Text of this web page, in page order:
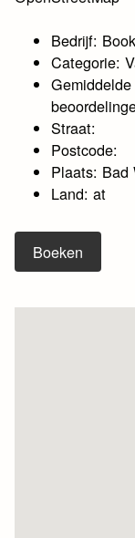
Bedrijf:
Categorie:
Straat:
Postcode:
Plaats: Bad
Land: at
Boeken